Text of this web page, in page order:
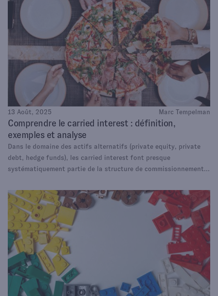
13 Août, 2025 Marc Tempelman
Comprendre le carried interest : définition,
exemples et analyse
Dans le domaine des actifs alternatifs (private equity, private
debt, hedge funds), les carried interest font presque
systématiquement partie de la structure de commissionnement.
d'investir dans ces classes d'actifs. Nos explications, sans
jargon.